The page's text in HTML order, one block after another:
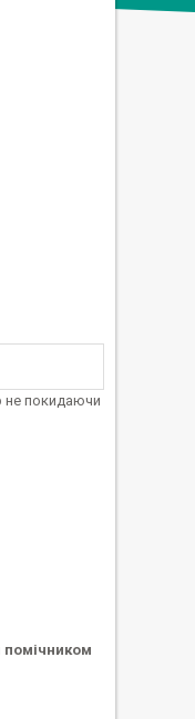
не покидаючи